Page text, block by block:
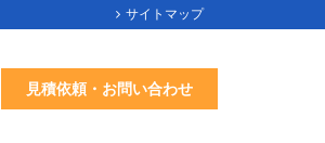
サイトマップ
見積依頼・お問い合わせ